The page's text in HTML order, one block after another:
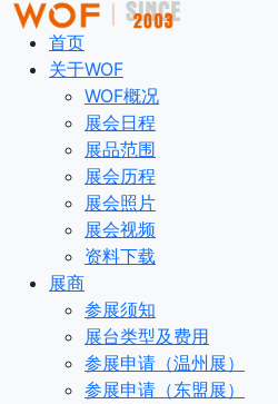
首页
关于WOF
WOF概况
展会日程
展品范围
展会历程
展会照片
展会视频
资料下载
展商
参展须知
展台类型及费用
参展申请（温州展）
参展申请（东盟展）